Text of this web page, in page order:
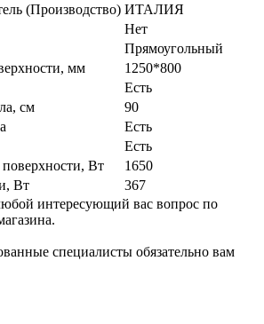
(Производство) ИТАЛИЯ
Нет
Прямоугольный
мм
1250*800
Есть
см
90
Есть
Есть
Вт
1650
Вт
367
интересующий вас вопрос по
специалисты обязательно вам